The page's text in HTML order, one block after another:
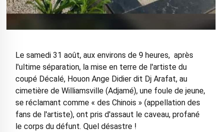
Le samedi 31 août, aux environs de 9 heures, après
l'ultime séparation, la mise en terre de l'artiste du
coupé Décalé, Houon Ange Didier dit Dj Arafat, au
cimetière de Williamsville (Adjamé), une foule de jeune,
se réclamant comme « des Chinois » (appellation des
fans de l'artiste), ont pris d'assaut le caveau, profané
le corps du défunt. Quel désastre !